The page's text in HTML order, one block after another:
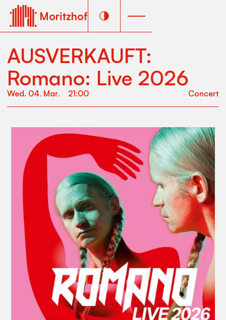
Moritzhof
AUSVERKAUFT:
Romano: Live 2026
Wed. 04. Mar. 21:00 Concert